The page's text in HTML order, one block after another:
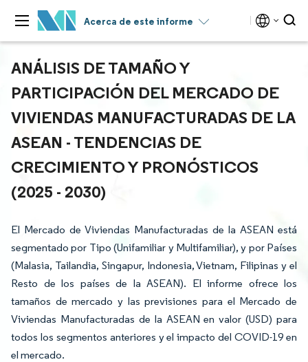
Acerca de este informe
ANÁLISIS DE TAMAÑO Y
PARTICIPACIÓN DEL MERCADO DE
VIVIENDAS MANUFACTURADAS DE LA
ASEAN - TENDENCIAS DE
CRECIMIENTO Y PRONÓSTICOS
(2025 - 2030)
El Mercado de Viviendas Manufacturadas de la ASEAN está
segmentado por Tipo (Unifamiliar y Multifamiliar), y por Países
(Malasia, Tailandia, Singapur, Indonesia, Vietnam, Filipinas y el
Resto de los países de la ASEAN). El informe ofrece los
tamaños de mercado y las previsiones para el Mercado de
Viviendas Manufacturadas de la ASEAN en valor (USD) para
todos los segmentos anteriores y el impacto del COVID-19 en
el mercado.